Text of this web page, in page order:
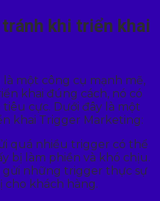
khi triển khai
một công cụ mạnh mẽ,
khai đúng cách, nó có
cực. Dưới đây là một
khai Trigger Marketing:
quá nhiều trigger có thể
bị làm phiền và khó chịu.
gửi những trigger thực sự
cho khách hàng.